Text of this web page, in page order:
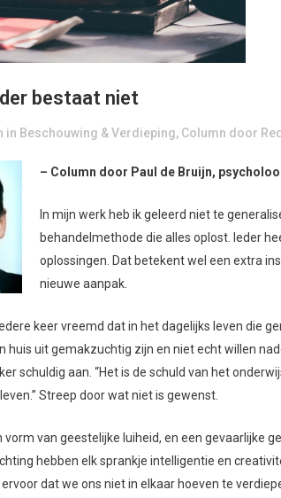
bestaat niet
in Beschouwing & Verdieping, Column door
– Column door Paul de Bruijn,
In mijn werk heb ik geleerd niet te
behandelmethode die alles oplost. Ieder
oplossingen. Dat betekent wel een extra
nieuwe aanpak.
keer vreemd dat in het dagelijks leven die
huis uit gemakzuchtig zijn en niet echt willen
schuldig aan. “Het is de schuld van het
Streep door wat niet is gewenst.
vorm van geestelijke luiheid, en een gevaarlijke
hebben elk sprankje intelligentie en
dat we ons niet in elkaar hoeven te